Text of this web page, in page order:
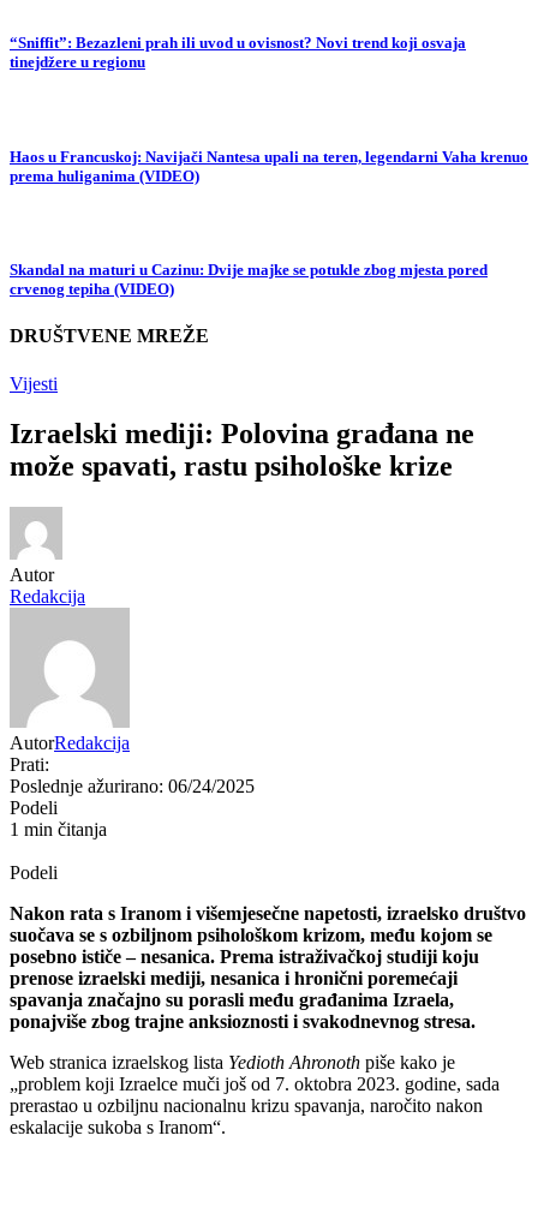
“Sniffit”: Bezazleni prah ili uvod u ovisnost? Novi trend koji osvaja
tinejdžere u regionu
Haos u Francuskoj: Navijači Nantesa upali na teren, legendarni Vaha krenuo
prema huliganima (VIDEO)
Skandal na maturi u Cazinu: Dvije majke se potukle zbog mjesta pored
crvenog tepiha (VIDEO)
DRUŠTVENE MREŽE
Vijesti
Izraelski mediji: Polovina građana ne
može spavati, rastu psihološke krize
Autor
Redakcija
AutorRedakcija
Prati:
Poslednje ažurirano: 06/24/2025
Podeli
1 min čitanja
Podeli
Nakon rata s Iranom i višemjesečne napetosti, izraelsko društvo
suočava se s ozbiljnom psihološkom krizom, među kojom se
posebno ističe – nesanica. Prema istraživačkoj studiji koju
prenose izraelski mediji, nesanica i hronični poremećaji
spavanja značajno su porasli među građanima Izraela,
ponajviše zbog trajne anksioznosti i svakodnevnog stresa.
Web stranica izraelskog lista Yedioth Ahronoth piše kako je
„problem koji Izraelce muči još od 7. oktobra 2023. godine, sada
prerastao u ozbiljnu nacionalnu krizu spavanja, naročito nakon
eskalacije sukoba s Iranom“.